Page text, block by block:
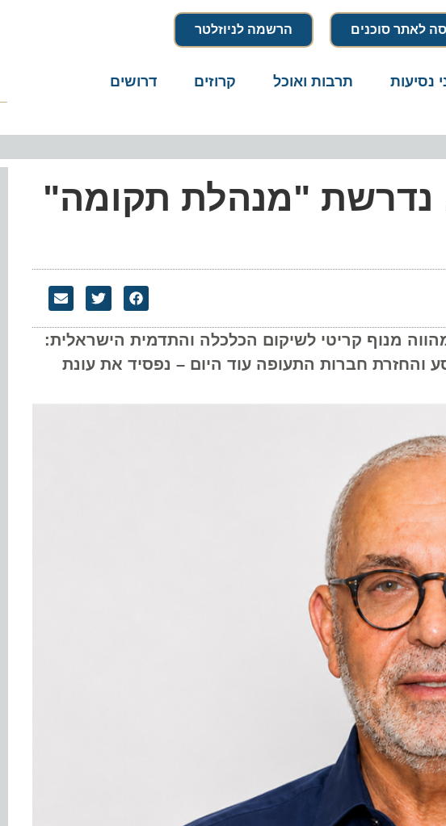
סוכנים הרשמה לניוזלטר
תרבות ואוכל קרוזים דרושים
נדרשת "מנהלת תקומה"
מנוף קריטי לשיקום הכלכלה והתדמית הישראלית:
חברות התעופה עוד היום – נפסיד את עונת